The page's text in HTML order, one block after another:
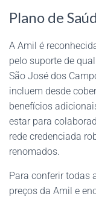
Plano de
A Amil é
pelo suporte de
São José dos
incluem desde
benefícios
estar para
rede credenciada
renomados.
Para conferir todas
preços da Amil e